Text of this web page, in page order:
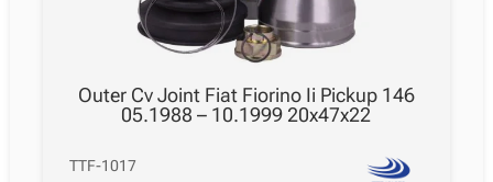
Outer Cv Joint Fiat Fiorino Ii Pickup 146
05.1988 – 10.1999 20x47x22
TTF-1017